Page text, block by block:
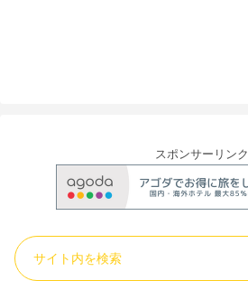
スポンサーリンク